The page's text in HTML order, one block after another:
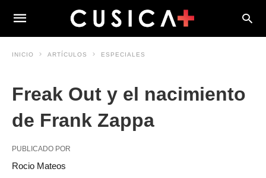
INICIO ARTÍCULOS ESPECIALES
Freak Out y el nacimiento
de Frank Zappa
PUBLICADO POR
Rocio Mateos